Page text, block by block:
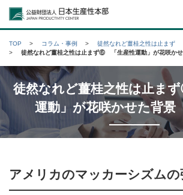
公益財団法人日本
TOP コラム・事例
徒然なれど薑桂之性は止まず
徒然なれど薑桂之性は止まず⑥ 「生産性運動」が花咲かせ
徒然なれど薑桂之性は止ま
運動」が花咲かせた背景
アメリカのマッカーシズムの